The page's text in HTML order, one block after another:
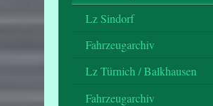
Lz Sindorf
Fahrzeugarchiv
Lz Türnich / Balkhausen
Fahrzeugarchiv